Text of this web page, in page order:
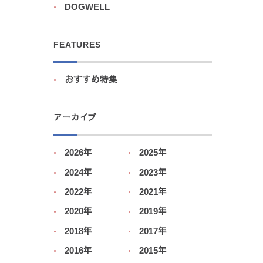
DOGWELL
FEATURES
おすすめ特集
アーカイブ
2026年 2025年
2024年 2023年
2022年 2021年
2020年 2019年
2018年 2017年
2016年 2015年